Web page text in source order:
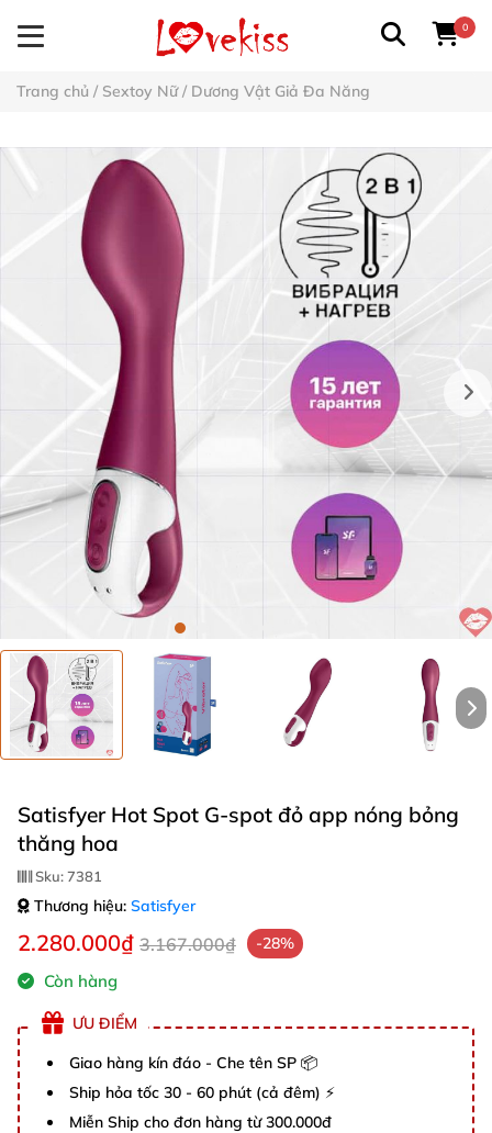
0
Trang chủ / Sextoy Nữ/ Dương Vật Giả Đa Năng
Satisfyer Hot Spot G-spot đỏ app nóng bỏng
thăng hoa
Sku:7381
Thương hiệu: Satisfyer
2.280.000₫ 3.167.000₫ -28%
Còn hàng
ƯU ĐIỂM
Giao hàng kín đáo - Che tên SP 📦
Ship hỏa tốc 30 - 60 phút (cả đêm) ⚡
Miễn Ship cho đơn hàng từ 300.000đ